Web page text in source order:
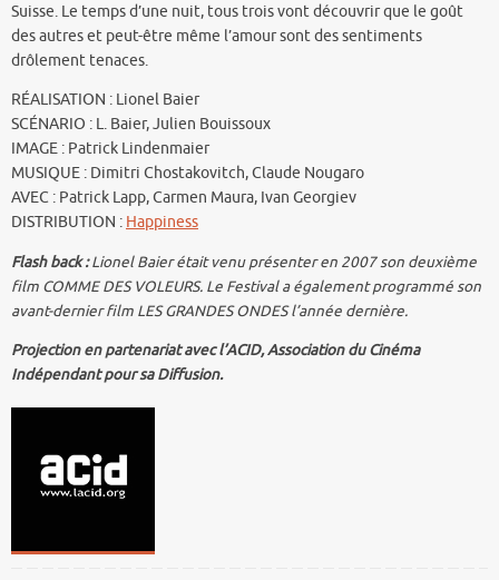
Suisse. Le temps d’une nuit, tous trois vont découvrir que le goût
des autres et peut-être même l’amour sont des sentiments
drôlement tenaces.
RÉALISATION : Lionel Baier
SCÉNARIO : L. Baier, Julien Bouissoux
IMAGE : Patrick Lindenmaier
MUSIQUE : Dimitri Chostakovitch, Claude Nougaro
AVEC : Patrick Lapp, Carmen Maura, Ivan Georgiev
DISTRIBUTION : Happiness
Flash back :Lionel Baier était venu présenter en 2007 son deuxième
film COMME DES VOLEURS. Le Festival a également programmé son
avant-dernier film LES GRANDES ONDES l’année dernière.
Projection en partenariat avec l’ACID, Association du Cinéma
Indépendant pour sa Diffusion.